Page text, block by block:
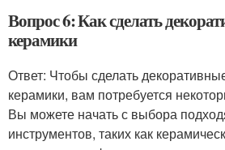
Вопрос 6: Как сделать
керамики
Ответ: Чтобы сделать
керамики, вам потребуется
Вы можете начать с выбора
инструментов, таких как